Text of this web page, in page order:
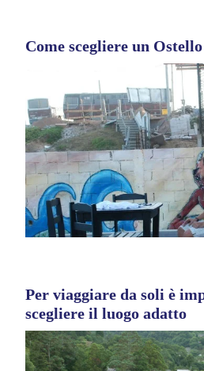
Come scegliere un Ostello
Per viaggiare da soli è
scegliere il luogo adatto